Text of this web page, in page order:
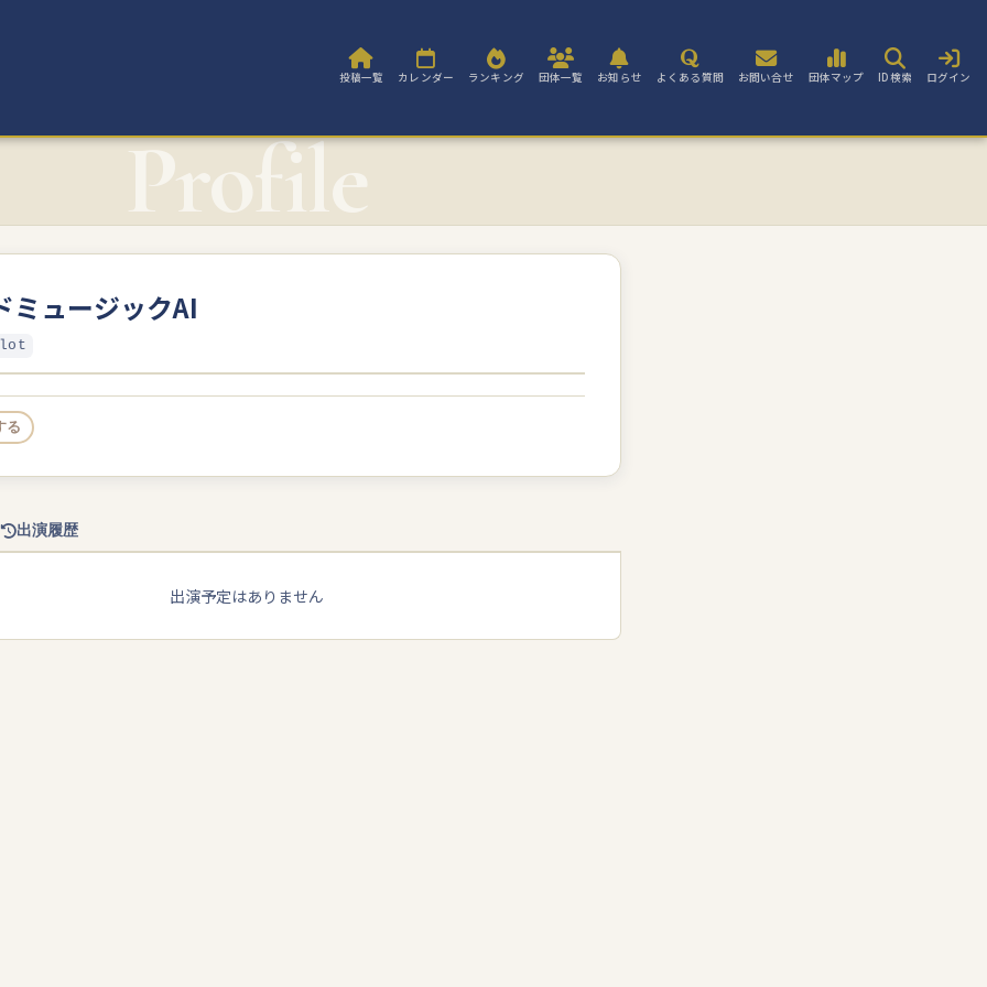
投稿一覧 カレンダー ランキング 団体一覧 お知らせ よくある質問 お問い合せ 団体マップ ID検索 ログイン
ミュージックAI
る
出演履歴
出演予定はありません